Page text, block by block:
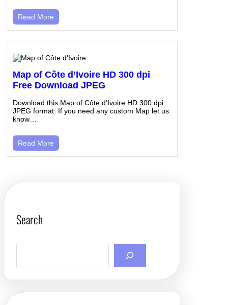
Read More
Map of Côte d’Ivoire HD 300 dpi
Free Download JPEG
Download this Map of Côte d’Ivoire HD 300 dpi
JPEG format. If you need any custom Map let us
know…
Read More
Search
a
h